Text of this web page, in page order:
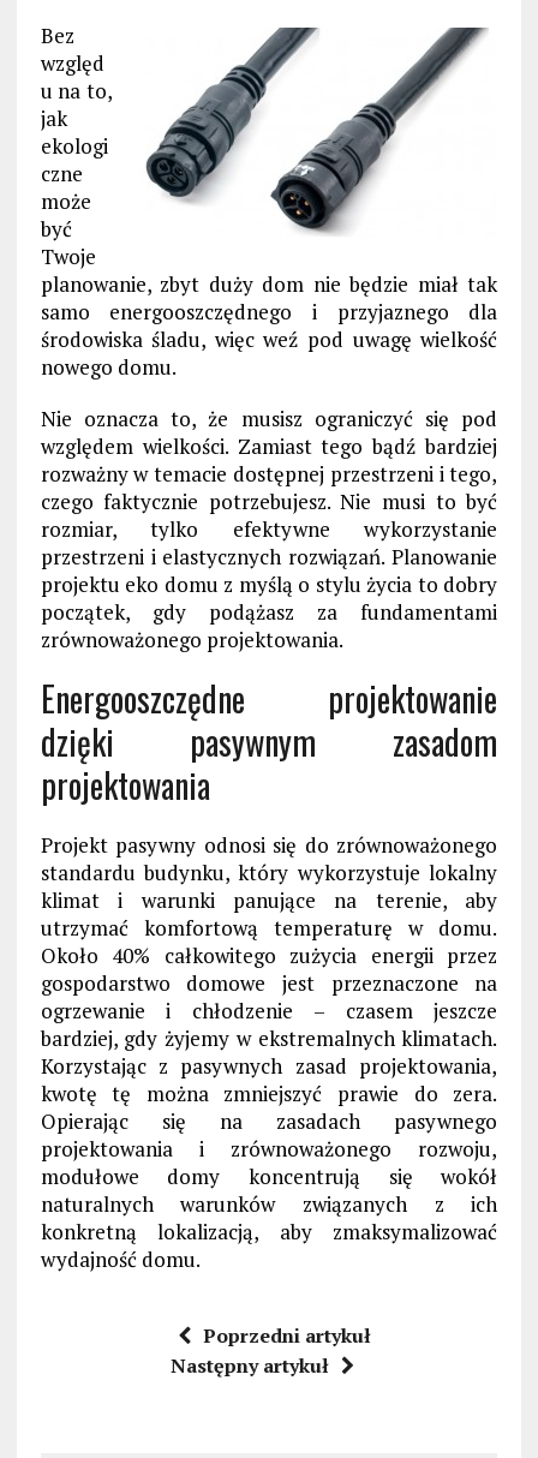
Bez
względ
u na to,
jak
ekologi
czne
może
być
Twoje
planowanie, zbyt duży dom nie będzie miał tak
samo energooszczędnego i przyjaznego dla
środowiska śladu, więc weź pod uwagę wielkość
nowego domu.
Nie oznacza to, że musisz ograniczyć się pod
względem wielkości. Zamiast tego bądź bardziej
rozważny w temacie dostępnej przestrzeni i tego,
czego faktycznie potrzebujesz. Nie musi to być
rozmiar, tylko efektywne wykorzystanie
przestrzeni i elastycznych rozwiązań. Planowanie
projektu eko domu z myślą o stylu życia to dobry
początek, gdy podążasz za fundamentami
zrównoważonego projektowania.
Energooszczędne projektowanie
dzięki pasywnym zasadom
projektowania
Projekt pasywny odnosi się do zrównoważonego
standardu budynku, który wykorzystuje lokalny
klimat i warunki panujące na terenie, aby
utrzymać komfortową temperaturę w domu.
Około 40% całkowitego zużycia energii przez
gospodarstwo domowe jest przeznaczone na
ogrzewanie i chłodzenie – czasem jeszcze
bardziej, gdy żyjemy w ekstremalnych klimatach.
Korzystając z pasywnych zasad projektowania,
kwotę tę można zmniejszyć prawie do zera.
Opierając się na zasadach pasywnego
projektowania i zrównoważonego rozwoju,
modułowe domy koncentrują się wokół
naturalnych warunków związanych z ich
konkretną lokalizacją, aby zmaksymalizować
wydajność domu.
Poprzedni artykuł
Następny artykuł